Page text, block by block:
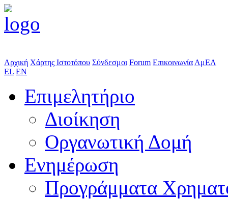
Αρχική Χάρτης Ιστοτόπου Σύνδεσμοι Forum Επικοινωνία ΑμΕΑ
EL EN
Επιμελητήριο
Διοίκηση
Οργανωτική Δομή
Ενημέρωση
Προγράμματα